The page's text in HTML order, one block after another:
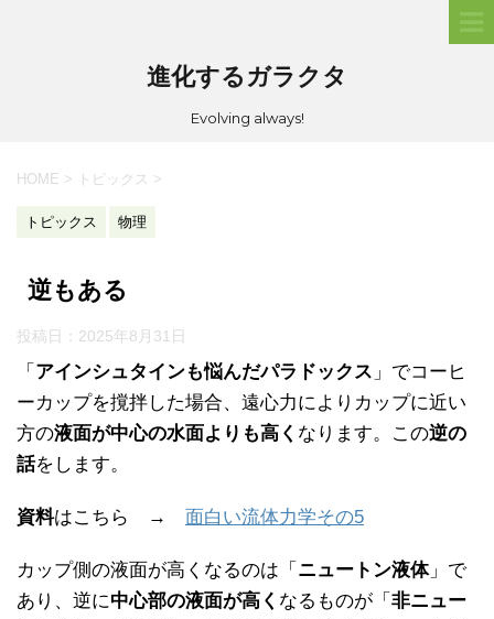
進化するガラクタ
Evolving always!
HOME > トピックス >
トピックス 物理
逆もある
投稿日： 2025年8月31日
「 アインシュタインも悩んだパラドックス 」でコーヒ
ーカップを撹拌した場合、遠心力によりカップに近い
方の液面が中心の水面よりも高く なります。この逆の
話をします。
資料はこちら → 面白い流体力学その5
カップ側の液面が高くなるのは「 ニュートン液体」で
あり、逆に中心部の液面が高く なるものが「 非ニュー